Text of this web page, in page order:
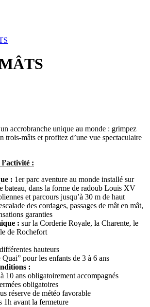
accrobranche unique au monde : grimpez
trois-mâts et profitez d’une vue spectaculaire
:
: 1er parc aventure au monde installé sur
bateau, dans la forme de radoub Louis XV
et parcours jusqu’à 30 m de haut
des cordages, passages de mât en mât,
garanties
: sur la Corderie Royale, la Charente, le
de Rochefort
hauteurs
pour les enfants de 3 à 6 ans
:
10 ans obligatoirement accompagnés
obligatoires
réserve de météo favorable
1h avant la fermeture